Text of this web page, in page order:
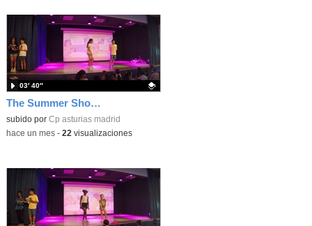
The Summer Show 004
Contenido educativo.
subido por Cp asturias madrid
03′ 40″
-hace un mes- 22 visualizaciones